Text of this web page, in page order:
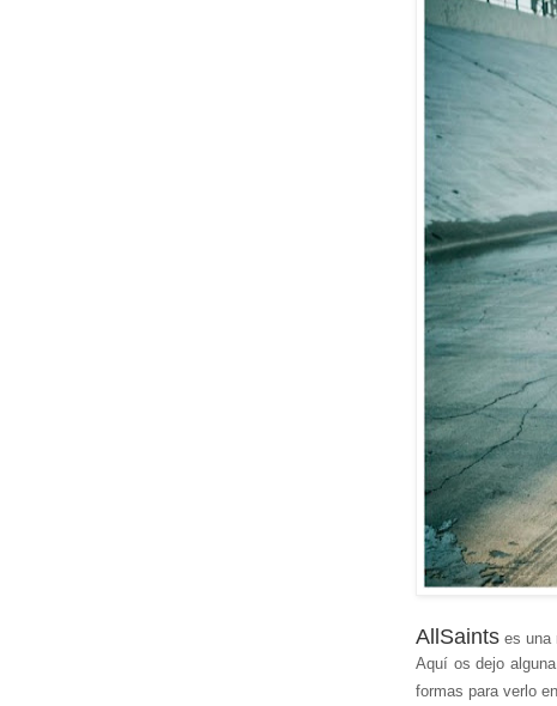
AllSaints es una
Aquí os dejo
formas para verlo